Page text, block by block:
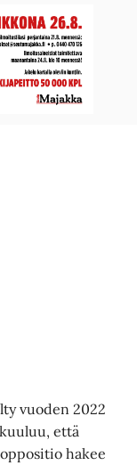
vuoden 2022
että
hakee